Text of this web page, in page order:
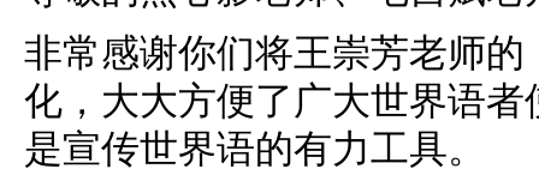
非常感谢你们将王崇芳老师
化，大大方便了广大世界语
是宣传世界语的有力工具。